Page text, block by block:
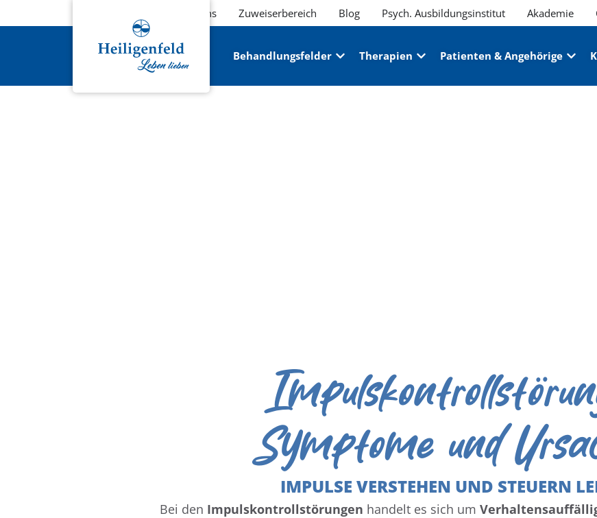
Über uns Zuweiserbereich Blog Psych. Ausbildungsinstitut Akademie
Behandlungsfelder Therapien Patienten & Angehörige
Symptome und
IMPULSE VERSTEHEN UND STEUERN
Bei den Impulskontrollstörungen handelt es sich um